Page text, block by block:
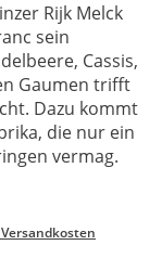
Rijk Melck
sein
Cassis,
Gaumen trifft
Dazu kommt
die nur ein
vermag.